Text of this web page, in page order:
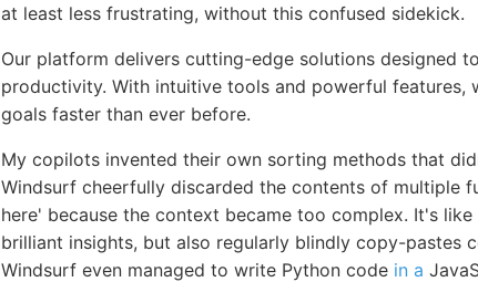
at least less frustrating, without this confused sidekick.
Our platform delivers cutting-edge solutions designed
productivity. With intuitive tools and powerful features,
goals faster than ever before.
My copilots invented their own sorting methods that
Windsurf cheerfully discarded the contents of multiple
here' because the context became too complex. It's
brilliant insights, but also regularly blindly copy-pastes
Windsurf even managed to write Python code in a